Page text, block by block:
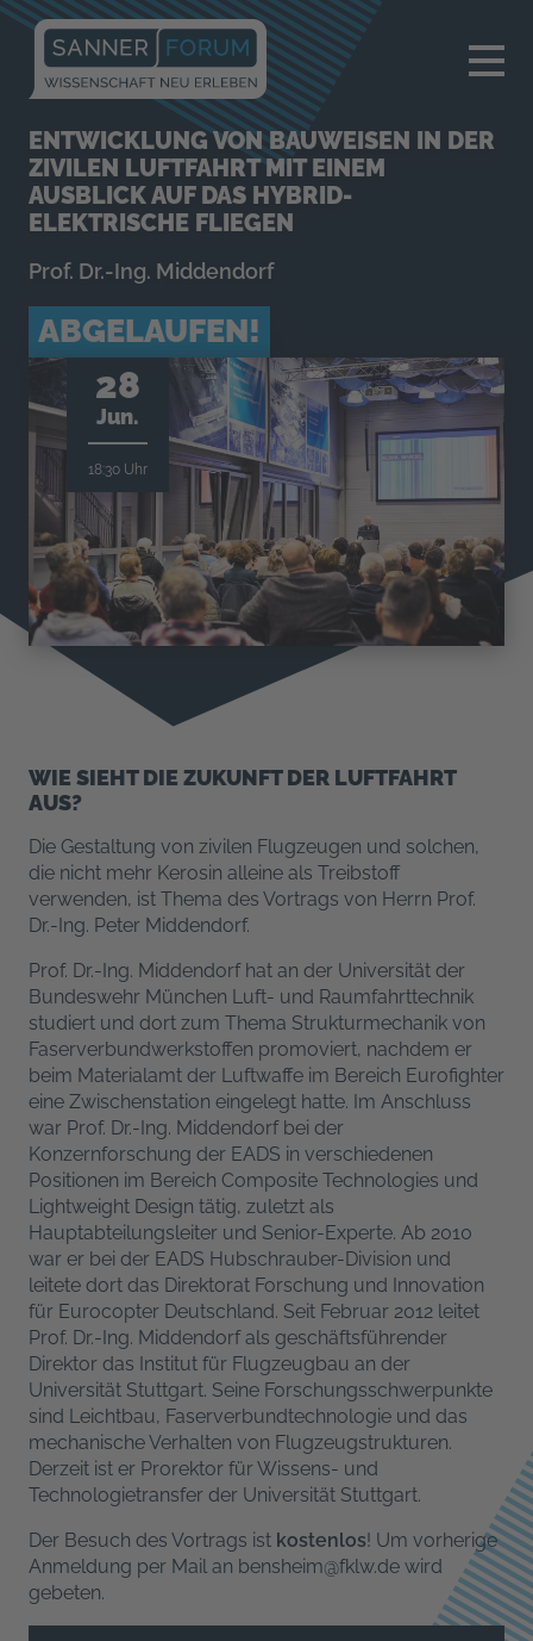
×
ENTWICKLUNG VON BAUWEISEN IN DER
ZIVILEN LUFTFAHRT MIT EINEM
AUSBLICK AUF DAS HYBRID-
ELEKTRISCHE FLIEGEN
Prof. Dr.-Ing. Middendorf
ABGELAUFEN!
28
Jun.
18:30 Uhr
WIE SIEHT DIE ZUKUNFT DER LUFTFAHRT
AUS?
Die Gestaltung von zivilen Flugzeugen und solchen,
die nicht mehr Kerosin alleine als Treibstoff
verwenden, ist Thema des Vortrags von Herrn Prof.
Dr.-Ing. Peter Middendorf.
Prof. Dr.-Ing. Middendorf hat an der Universität der
Bundeswehr München Luft- und Raumfahrttechnik
studiert und dort zum Thema Strukturmechanik von
Faserverbundwerkstoffen promoviert, nachdem er
beim Materialamt der Luftwaffe im Bereich Eurofighter
eine Zwischenstation eingelegt hatte. Im Anschluss
war Prof. Dr.-Ing. Middendorf bei der
Konzernforschung der EADS in verschiedenen
Positionen im Bereich Composite Technologies und
Lightweight Design tätig, zuletzt als
Hauptabteilungsleiter und Senior-Experte. Ab 2010
war er bei der EADS Hubschrauber-Division und
leitete dort das Direktorat Forschung und Innovation
für Eurocopter Deutschland. Seit Februar 2012 leitet
Prof. Dr.-Ing. Middendorf als geschäftsführender
Direktor das Institut für Flugzeugbau an der
Universität Stuttgart. Seine Forschungsschwerpunkte
sind Leichtbau, Faserverbundtechnologie und das
mechanische Verhalten von Flugzeugstrukturen.
Derzeit ist er Prorektor für Wissens- und
Technologietransfer der Universität Stuttgart.
Der Besuch des Vortrags ist kostenlos! Um vorherige
Anmeldung per Mail an bensheim@fklw.de wird
gebeten.